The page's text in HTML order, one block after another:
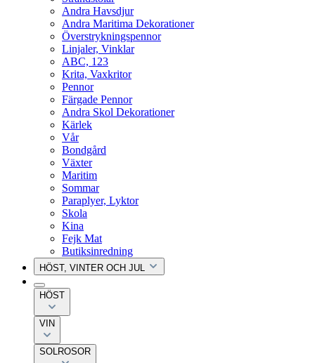
Andra Havsdjur
Andra Maritima Dekorationer
Överstrykningspennor
Linjaler, Vinklar
ABC, 123
Krita, Vaxkritor
Pennor
Färgade Pennor
Andra Skol Dekorationer
Kärlek
Vår
Bondgård
Växter
Maritim
Sommar
Paraplyer, Lyktor
Skola
Kina
Fejk Mat
Butiksinredning
HÖST, VINTER OCH JUL
HÖST
VIN
SOLROSOR